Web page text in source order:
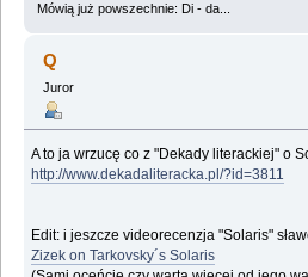
Mówią już powszechnie: Di - da...
Q
Juror
A to ja wrzucę co z "Dekady literackiej" o
http://www.dekadaliteracka.pl/?id=3811
Edit: i jeszcze videorecenzja "Solaris"
Zizek on Tarkovsky´s Solaris